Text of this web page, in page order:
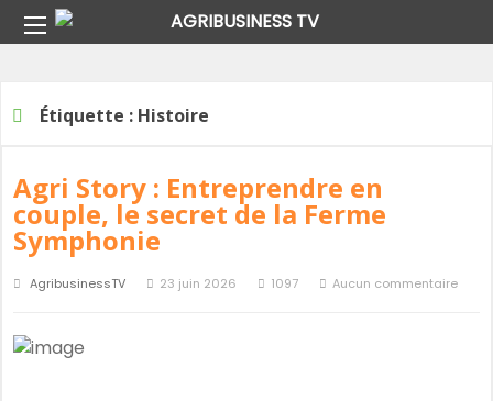
Étiquette :Histoire
Étiquette : Histoire
Agri Story : Entreprendre en
couple, le secret de la Ferme
Symphonie
AgribusinessTV 23 juin 2026 1097 Aucun commentaire